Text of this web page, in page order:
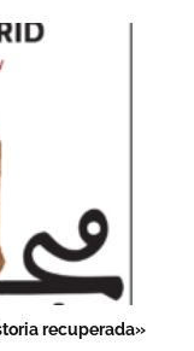
recuperada»